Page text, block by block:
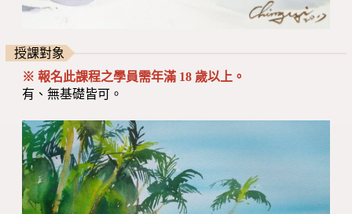
授課對象
※報名此課程之學員需年滿 18 歲以上。
有、無基礎皆可。